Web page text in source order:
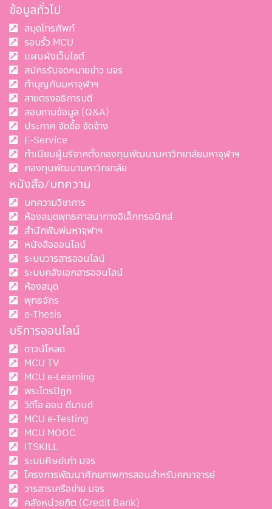
ข้อมูลทั่วไป
สมุดโทรศัพท์
รอบรั้ว MCU
แผนผังเว็บไซต์
สมัครรับจดหมายข่าว มจร
ทำบุญกับมหาจุฬาฯ
สายตรงอธิการบดี
สอบถามข้อมูล (Q&A)
ประกาศ จัดซื้อ จัดจ้าง
E-Service
ทำเนียบผู้บริจาคตั้งกองทุนพัฒนามหาวิทยาลัยมหาจุฬาฯ
กองทุนพัฒนามหาวิทยาลัย
หนังสือ/บทความ
บทความวิชาการ
ห้องสมุดพุทธศาสนาทางอิเล็กทรอนิกส์
สำนักพิมพ์มหาจุฬาฯ
หนังสือออนไลน์
ระบบวารสารออนไลน์
ระบบคลังเอกสารออนไลน์
ห้องสมุด
พุทธจักร
e-Thesis
บริการออนไลน์
ดาวน์โหลด
MCU TV
MCU e-Learning
พระไตรปิฎก
วิดีโอ ออน ดีมานด์
MCU e-Testing
MCU MOOC
ITSKILL
ระบบศิษย์เก่า มจร
โครงการพัฒนาศักยภาพการสอนสำหรับคณาจารย์
วารสารเครือข่าย มจร
คลังหน่วยกิต (Credit Bank)